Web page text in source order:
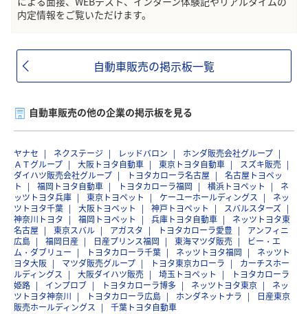
内定情報をご覧いただけます。
自動車販売の掲示板一覧
自動車販売の他の企業の掲示板を見る
ヤナセ ネクステージ レッドバロン
ホンダ販売会社グループ
ＡＴグループ
大阪トヨタ自動車 東京トヨタ自動車
スズキ販売
ダイハツ販売会社グループ
トヨタカローラ名古屋
名古屋トヨペッ
ト
福岡トヨタ自動車 トヨタカローラ福岡 横浜トヨペット
ネ
ッツトヨタ兵庫
東京トヨペット ケーユーホールディングス
ネッ
ツトヨタ千葉
大阪トヨペット 神戸トヨペット
スバルスターズ
神奈川トヨタ
福岡トヨペット 兵庫トヨタ自動車
ネッツトヨタ東
名古屋
東京スバル アガスタ トヨタカローラ愛豊
アンフィニ
広島
福岡日産 日産プリンス福岡 東海マツダ販売
ビー・エ
ム・ダブリュー
トヨタカローラ千葉 ネッツトヨタ福岡
ネッツト
ヨタ大阪
マツダ販売グループ トヨタ東京カローラ
カーチスホー
ルディングス
大阪ダイハツ販売 埼玉トヨペット
トヨタカローラ
姫路
インプロブ トヨタカローラ博多 ネッツトヨタ東京
ネッ
ツトヨタ神奈川
トヨタカローラ広島 ホンダネットナラ
日産東京
販売ホールディングス
千葉トヨタ自動車